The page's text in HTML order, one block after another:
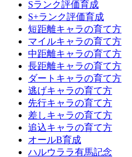
Sランク評価育成
S+ランク評価育成
短距離キャラの育て方
マイルキャラの育て方
中距離キャラの育て方
長距離キャラの育て方
ダートキャラの育て方
逃げキャラの育て方
先行キャラの育て方
差しキャラの育て方
追込キャラの育て方
オールB育成
ハルウララ有馬記念